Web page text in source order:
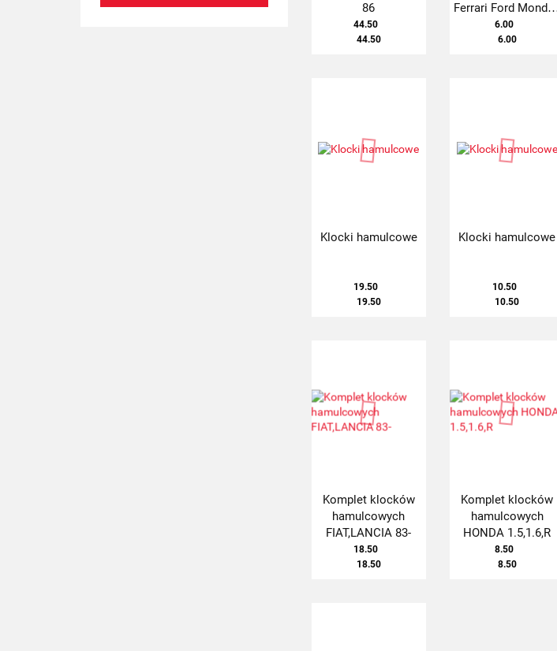
86
44.50
44.50
Ferrari Ford
Escort Sierra P100
80-
6.00
6.00
Klocki hamulcowe
19.50
19.50
Klocki hamulcowe
10.50
10.50
Komplet klocków
hamulcowych
FIAT,LANCIA 83-
18.50
18.50
Komplet klocków
hamulcowych
HONDA 1.5,1.6,R
8.50
8.50